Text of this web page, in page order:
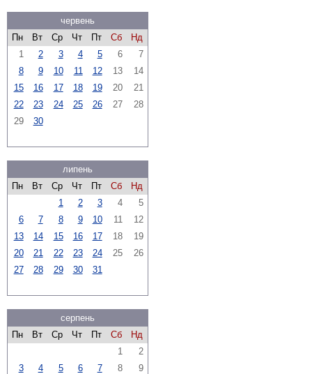
червень
Пн
Вт Ср Чт Пт Сб
Нд
1
2 3 4 5 6
7
8
9 10 11 12 13
14
15
16 17 18 19 20
21
22
23 24 25 26 27
28
29
30
липень
Пн
Вт Ср Чт Пт Сб
Нд
1
2 3 4
5
6
7 8 9 10 11
12
13
14 15 16 17 18
19
20
21 22 23 24 25
26
27
28 29 30 31
серпень
Пн
Вт Ср Чт Пт Сб
Нд
1
2
3
4 5 6 7 8
9